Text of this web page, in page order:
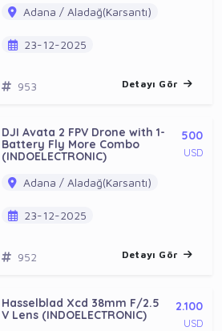
Adana / Aladağ(Karsantı)
23-12-2025
953 Detayı Gör
DJI Avata 2 FPV Drone with 1-
Battery Fly More Combo
(INDOELECTRONIC)
500
USD
Adana / Aladağ(Karsantı)
23-12-2025
952 Detayı Gör
Hasselblad Xcd 38mm F/2.5
V Lens (INDOELECTRONIC)
2.100
USD